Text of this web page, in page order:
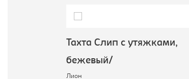
Тахта Слип с утяжками,
бежевый/
Лион